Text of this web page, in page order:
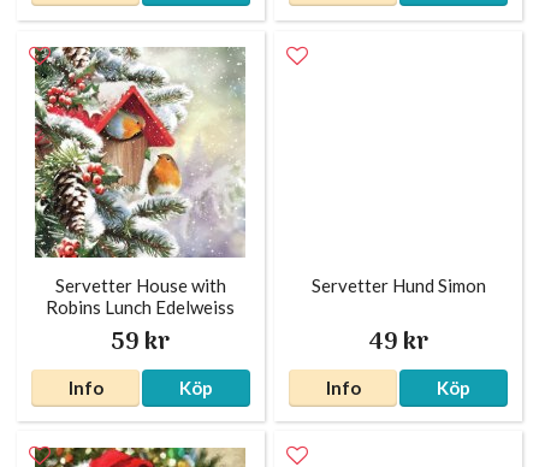
Servetter House with
Robins Lunch Edelweiss
59 kr
Info Köp
Servetter Hund Simon
49 kr
Info Köp